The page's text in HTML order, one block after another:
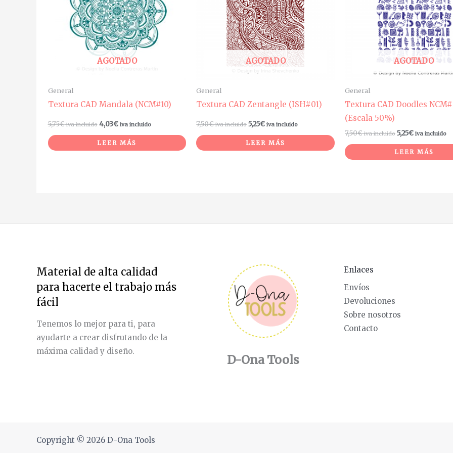
AGOTADO
General
Textura CAD Mandala (NCM#10)
5,75€ iva incluido 4,03€ iva incluido
LEER MÁS
AGOTADO
General
Textura CAD Zentangle (ISH#01)
7,50€ iva incluido 5,25€ iva incluido
LEER MÁS
AGOTADO
General
Textura CAD Doodles
(Escala 50%)
7,50€ iva incluido 5,25€ iva incluido
LEER MÁS
Material de alta calidad
para hacerte el trabajo más
fácil
Tenemos lo mejor para ti, para
ayudarte a crear disfrutando de la
máxima calidad y diseño.
D-Ona Tools
Enlaces
Envíos
Devoluciones
Sobre nosotros
Contacto
Copyright © 2026 D-Ona Tools